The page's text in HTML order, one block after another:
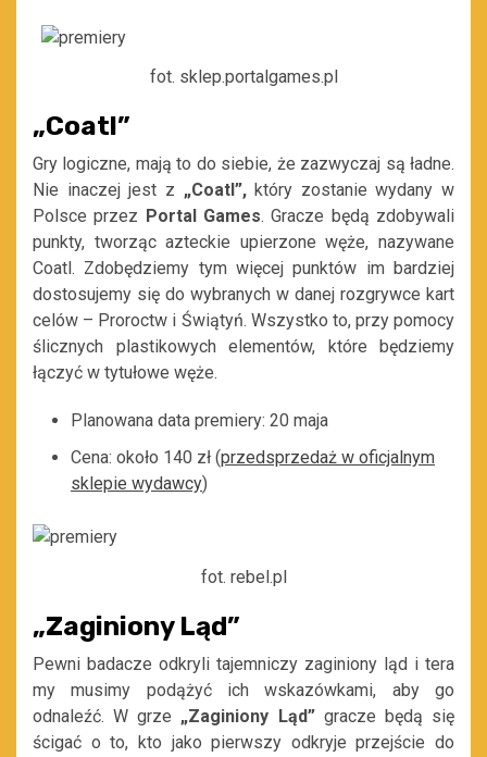
fot. sklep.portalgames.pl
„Coatl”
Gry logiczne, mają to do siebie, że zazwyczaj są ładne.
Nie inaczej jest z „Coatl”, który zostanie wydany w
Polsce przez Portal Games. Gracze będą zdobywali
punkty, tworząc azteckie upierzone węże, nazywane
Coatl. Zdobędziemy tym więcej punktów im bardziej
dostosujemy się do wybranych w danej rozgrywce kart
celów – Proroctw i Świątyń. Wszystko to, przy pomocy
ślicznych plastikowych elementów, które będziemy
łączyć w tytułowe węże.
Planowana data premiery: 20 maja
Cena: około 140 zł (przedsprzedaż w oficjalnym
sklepie wydawcy)
fot. rebel.pl
„Zaginiony Ląd”
Pewni badacze odkryli tajemniczy zaginiony ląd i tera
my musimy podążyć ich wskazówkami, aby go
odnaleźć. W grze „Zaginiony Ląd” gracze będą się
ścigać o to, kto jako pierwszy odkryje przejście do